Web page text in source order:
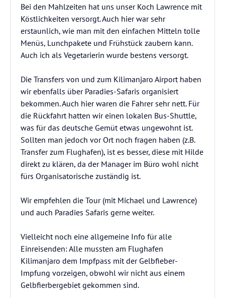
Bei den Mahlzeiten hat uns unser Koch Lawrence mit
Köstlichkeiten versorgt. Auch hier war sehr
erstaunlich, wie man mit den einfachen Mitteln tolle
Menüs, Lunchpakete und Frühstück zaubern kann.
Auch ich als Vegetarierin wurde bestens versorgt.
Die Transfers von und zum Kilimanjaro Airport haben
wir ebenfalls über Paradies-Safaris organisiert
bekommen. Auch hier waren die Fahrer sehr nett. Für
die Rückfahrt hatten wir einen lokalen Bus-Shuttle,
was für das deutsche Gemüt etwas ungewohnt ist.
Sollten man jedoch vor Ort noch fragen haben (z.B.
Transfer zum Flughafen), ist es besser, diese mit Hilde
direkt zu klären, da der Manager im Büro wohl nicht
fürs Organisatorische zuständig ist.
Wir empfehlen die Tour (mit Michael und Lawrence)
und auch Paradies Safaris gerne weiter.
Vielleicht noch eine allgemeine Info für alle
Einreisenden: Alle mussten am Flughafen
Kilimanjaro dem Impfpass mit der Gelbfieber-
Impfung vorzeigen, obwohl wir nicht aus einem
Gelbfierbergebiet gekommen sind.